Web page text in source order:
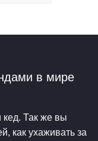
в мире
кед. Так же вы
как ухаживать за